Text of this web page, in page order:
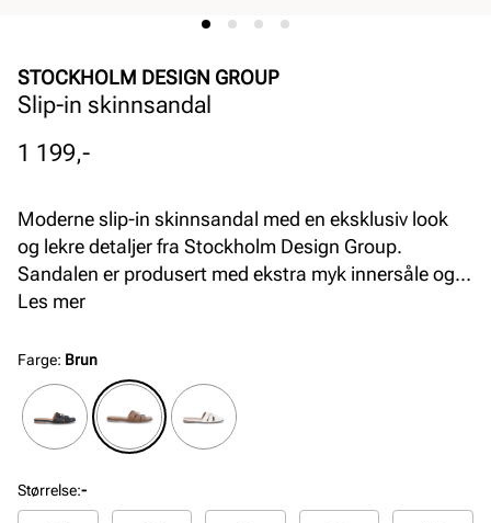
STOCKHOLM DESIGN GROUP
Slip-in skinnsandal
Pris
1 199,-
Moderne slip-in skinnsandal med en eksklusiv look
og lekre detaljer fra Stockholm Design Group.
Sandalen er produsert med ekstra myk innersåle og
en fleksibel yttersåle i gummi for optimal komfort.
uttrykk og god passform.
Les mer
Farge: Brun
Størrelse:-